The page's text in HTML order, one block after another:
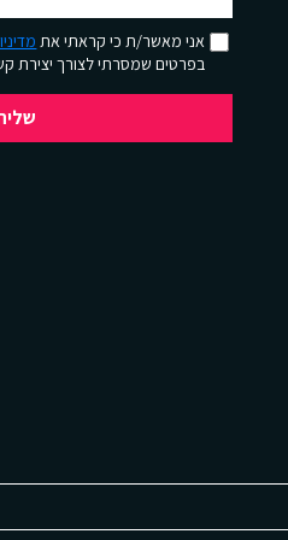
אני מאשר/ת כי קראתי את
בפרטים שמסרתי לצורך יצירת